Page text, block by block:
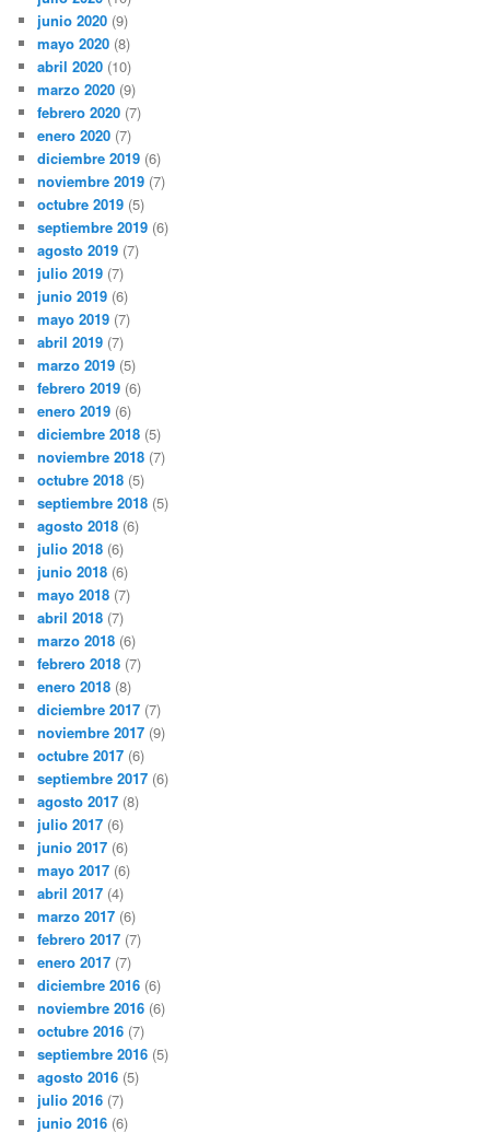
junio 2020 (9)
mayo 2020 (8)
abril 2020 (10)
marzo 2020 (9)
febrero 2020 (7)
enero 2020 (7)
diciembre 2019 (6)
noviembre 2019 (7)
octubre 2019 (5)
septiembre 2019 (6)
agosto 2019 (7)
julio 2019 (7)
junio 2019 (6)
mayo 2019 (7)
abril 2019 (7)
marzo 2019 (5)
febrero 2019 (6)
enero 2019 (6)
diciembre 2018 (5)
noviembre 2018 (7)
octubre 2018 (5)
septiembre 2018 (5)
agosto 2018 (6)
julio 2018 (6)
junio 2018 (6)
mayo 2018 (7)
abril 2018 (7)
marzo 2018 (6)
febrero 2018 (7)
enero 2018 (8)
diciembre 2017 (7)
noviembre 2017 (9)
octubre 2017 (6)
septiembre 2017 (6)
agosto 2017 (8)
julio 2017 (6)
junio 2017 (6)
mayo 2017 (6)
abril 2017 (4)
marzo 2017 (6)
febrero 2017 (7)
enero 2017 (7)
diciembre 2016 (6)
noviembre 2016 (6)
octubre 2016 (7)
septiembre 2016 (5)
agosto 2016 (5)
julio 2016 (7)
junio 2016 (6)